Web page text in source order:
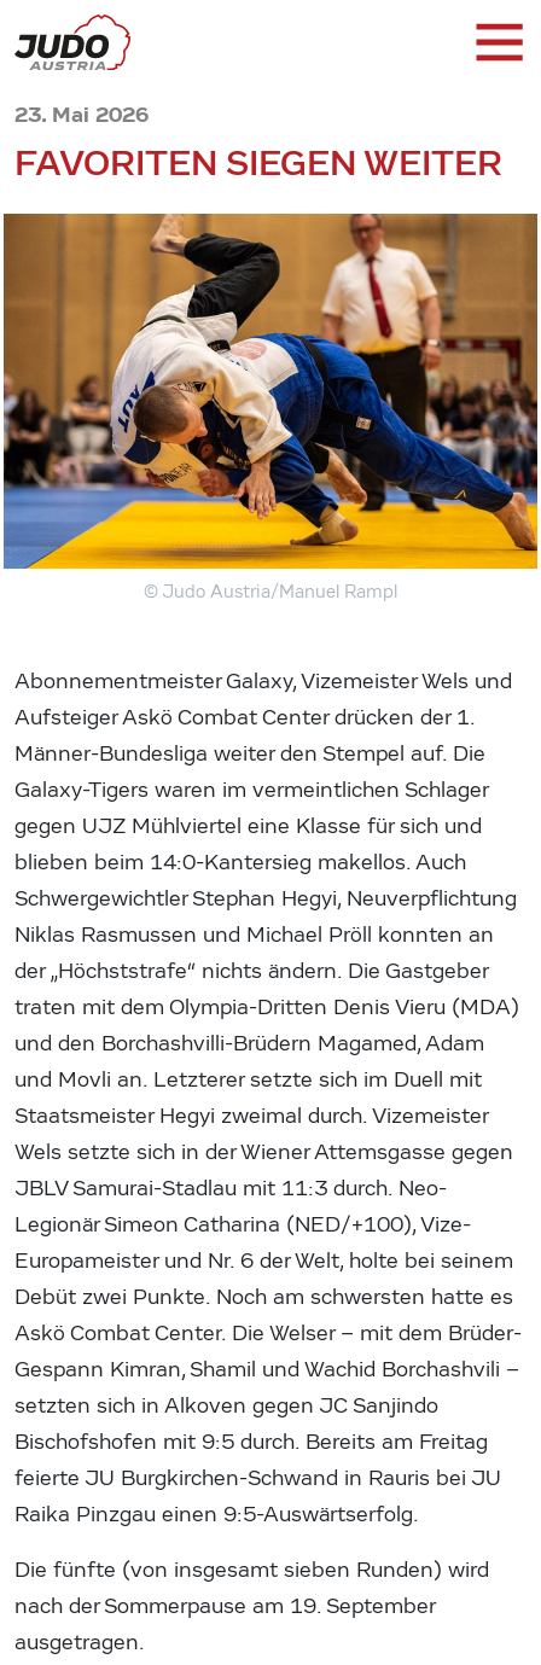
23. Mai 2026
FAVORITEN SIEGEN WEITER
© Judo Austria/Manuel Rampl
Abonnementmeister Galaxy, Vizemeister Wels und
Aufsteiger Askö Combat Center drücken der 1.
Männer-Bundesliga weiter den Stempel auf. Die
Galaxy-Tigers waren im vermeintlichen Schlager
gegen UJZ Mühlviertel eine Klasse für sich und
blieben beim 14:0-Kantersieg makellos. Auch
Schwergewichtler Stephan Hegyi, Neuverpflichtung
Niklas Rasmussen und Michael Pröll konnten an
der „Höchststrafe“ nichts ändern. Die Gastgeber
traten mit dem Olympia-Dritten Denis Vieru (MDA)
und den Borchashvilli-Brüdern Magamed, Adam
und Movli an. Letzterer setzte sich im Duell mit
Staatsmeister Hegyi zweimal durch. Vizemeister
Wels setzte sich in der Wiener Attemsgasse gegen
JBLV Samurai-Stadlau mit 11:3 durch. Neo-
Legionär Simeon Catharina (NED/+100), Vize-
Europameister und Nr. 6 der Welt, holte bei seinem
Debüt zwei Punkte. Noch am schwersten hatte es
Askö Combat Center. Die Welser – mit dem Brüder-
Gespann Kimran, Shamil und Wachid Borchashvili –
setzten sich in Alkoven gegen JC Sanjindo
Bischofshofen mit 9:5 durch. Bereits am Freitag
feierte JU Burgkirchen-Schwand in Rauris bei JU
Raika Pinzgau einen 9:5-Auswärtserfolg.
Die fünfte (von insgesamt sieben Runden) wird
nach der Sommerpause am 19. September
ausgetragen.